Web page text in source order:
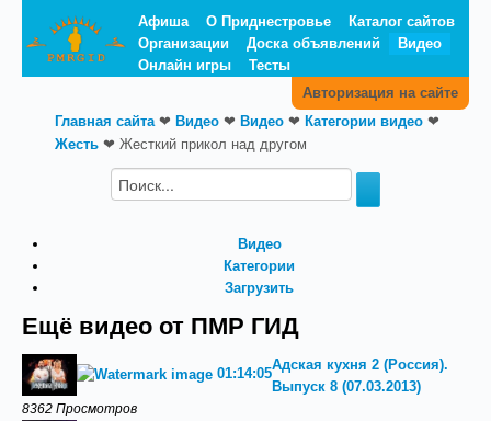
Афиша О Приднестровье
Каталог сайтов
Организации
Доска объявлений
Видео
Онлайн игры
Тесты
Авторизация на сайте
Главная сайта❤ Видео ❤ Видео ❤ Категории видео ❤
Жесть ❤ Жесткий прикол над другом
Видео
Категории
Загрузить
Ещё видео от ПМР ГИД
01:14:05
Адская кухня 2 (Россия).
Выпуск 8 (07.03.2013)
8362 Просмотров